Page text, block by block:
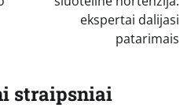
ekspertai dalijasi
patarimais
straipsniai